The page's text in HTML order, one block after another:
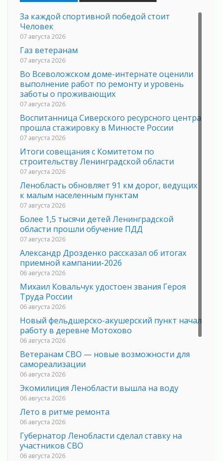
За каждой спортивной победой стоит
Человек
07 августа 2026
Газ ветеранам
07 августа 2026
Во Всеволожском доме-интернате оценили
выполнение работ по ремонту и уровень
заботы о проживающих
07 августа 2026
Воспитанница Сиверского ресурсного центра
прошла стажировку в Минюсте России
07 августа 2026
Итоги совещания с Комитетом по
строительству Ленинградской области
07 августа 2026
Ленобласть обновляет 91 км дорог, ведущих
к малым населенным пунктам
07 августа 2026
Более 1,5 тысячи детей Ленинградской
области прошли обучение ПДД
07 августа 2026
Александр Дрозденко рассказал об итогах
приемной кампании-2026
06 августа 2026
Михаил Ковальчук удостоен звания Героя
Труда России
06 августа 2026
Новый фельдшерско-акушерский пункт начал
работу в деревне Мотохово
06 августа 2026
Ветеранам СВО — новые возможности для
самореализации
06 августа 2026
Экомилиция Ленобласти вышла на воду
06 августа 2026
Лето в ритме ремонта
06 августа 2026
Губернатор Ленобласти сделал ставку на
участников СВО
06 августа 2026